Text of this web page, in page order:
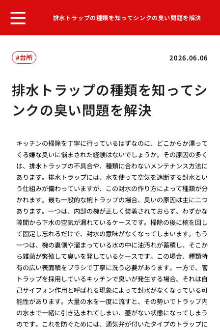
排水トラップの種類を知ってシンクの臭い問題を解決
2026.06.06
台所
排水トラップの種類を知ってシ
ンクの臭い問題を解決
キッチンの掃除を丁寧に行っているはずなのに、どこからか漂って
くる嫌な臭いに悩まされた経験はないでしょうか。その原因の多く
は、排水トラップの不具合や、種類に合わないメンテナンス方法に
あります。排水トラップには、水を使って空気を遮断する封水とい
う仕組みが備わっていますが、この封水の作り方によって種類が分
かれます。最も一般的な椀トラップの場合、臭いの原因は主に二つ
あります。一つは、内部の椀が正しく装着されておらず、わずかな
隙間から下水の空気が漏れているケースです。掃除の後に椀を回し
て固定し忘れるだけで、封水の意味がなくなってしまいます。もう
一つは、椀の裏側や溜まっている水の中に油汚れが蓄積し、そこか
ら雑菌が繁殖して臭いを発しているケースです。この場合、種類特
有の広い表面積をブラシで丁寧に洗う必要があります。一方で、管
トラップを採用しているキッチンで臭いが発生する場合、それは自
己サイフォン作用と呼ばれる現象によって封水がなくなっている可
能性があります。大量の水を一度に流すと、その勢いでトラップ内
の水まで一緒に引き込まれてしまい、蓋がない状態になってしまう
のです。これを防ぐためには、通気弁が付いたタイプのトラップに